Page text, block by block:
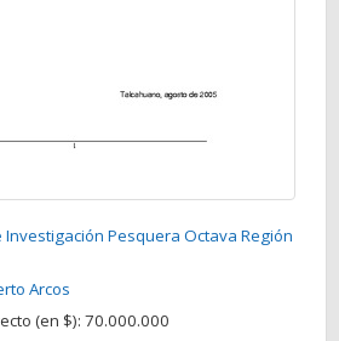
Investigación Pesquera Octava Región
Arcos
(en $): 70.000.000